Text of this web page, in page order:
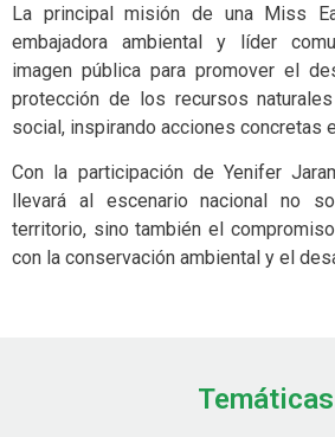
La principal misión de una Miss
embajadora ambiental y líder
imagen pública para promover el
protección de los recursos
social, inspirando acciones concretas
Con la participación de Yenifer
llevará al escenario nacional no
territorio, sino también el
con la conservación ambiental y el
Temáticas